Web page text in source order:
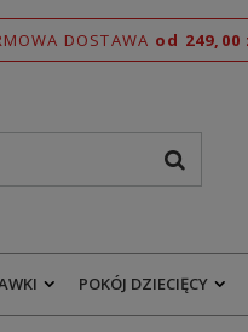
DOSTAWA od 249,00
POKÓJ DZIECIĘCY